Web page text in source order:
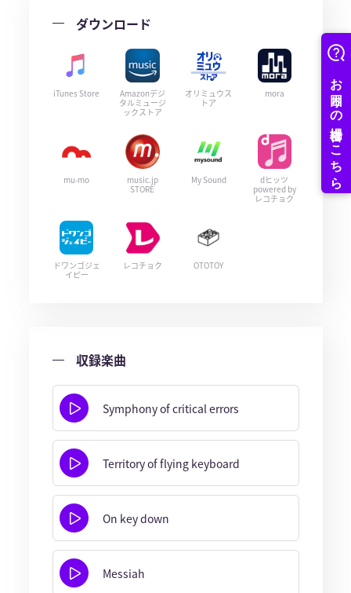
ダウンロード
iTunes Store
Amazonデジ
タルミュージ
ックストア
オリミュウス
トア
mora
mu-mo
music.jp
STORE
My Sound
dヒッツ
powered by
レコチョク
ドワンゴジェ
イピー
レコチョク OTOTOY
収録楽曲
Symphony of critical errors
Territory of flying keyboard
On key down
Messiah